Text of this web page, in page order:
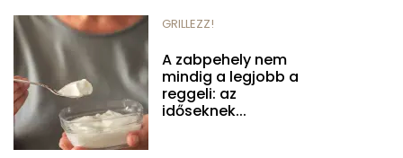
GRILLEZZ!
A zabpehely nem
mindig a legjobb a
reggeli: az
időseknek...